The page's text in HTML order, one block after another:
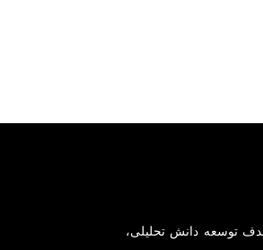
توسعه دانش تحلیلی،